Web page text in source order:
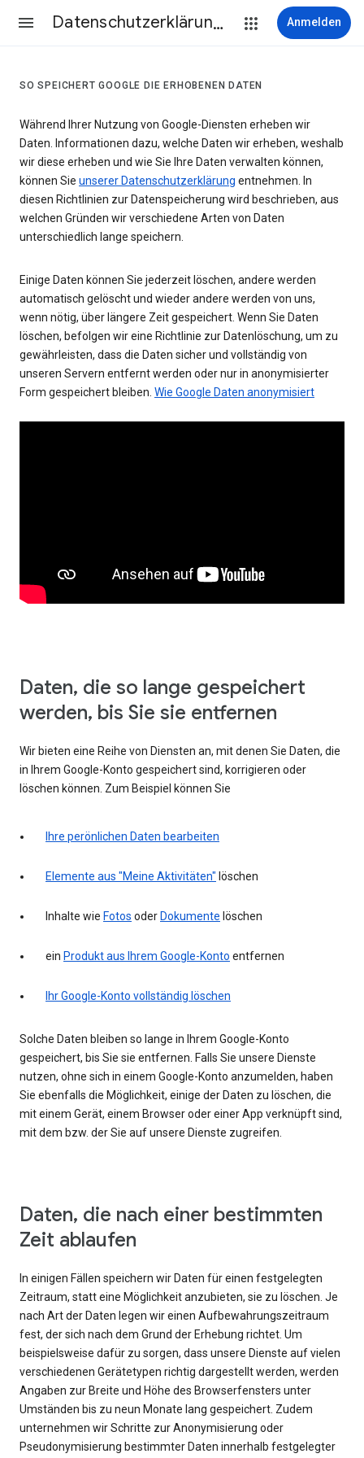
Datenschutzerklärung & Nutzungsbedingungen Anmelden
SO SPEICHERT GOOGLE DIE ERHOBENEN DATEN
Während Ihrer Nutzung von Google-Diensten erheben wir
Daten. Informationen dazu, welche Daten wir erheben, weshalb
wir diese erheben und wie Sie Ihre Daten verwalten können,
können Sie unserer Datenschutzerklärung entnehmen. In
diesen Richtlinien zur Datenspeicherung wird beschrieben, aus
welchen Gründen wir verschiedene Arten von Daten
unterschiedlich lange speichern.
Einige Daten können Sie jederzeit löschen, andere werden
automatisch gelöscht und wieder andere werden von uns,
wenn nötig, über längere Zeit gespeichert. Wenn Sie Daten
löschen, befolgen wir eine Richtlinie zur Datenlöschung, um zu
gewährleisten, dass die Daten sicher und vollständig von
unseren Servern entfernt werden oder nur in anonymisierter
Form gespeichert bleiben. Wie Google Daten anonymisiert
Daten, die so lange gespeichert
werden, bis Sie sie entfernen
Wir bieten eine Reihe von Diensten an, mit denen Sie Daten, die
in Ihrem Google-Konto gespeichert sind, korrigieren oder
löschen können. Zum Beispiel können Sie
Ihre perönlichen Daten bearbeiten
Elemente aus "Meine Aktivitäten" löschen
Inhalte wie Fotos oder Dokumente löschen
ein Produkt aus Ihrem Google-Konto entfernen
Ihr Google-Konto vollständig löschen
Solche Daten bleiben so lange in Ihrem Google-Konto
gespeichert, bis Sie sie entfernen. Falls Sie unsere Dienste
nutzen, ohne sich in einem Google-Konto anzumelden, haben
Sie ebenfalls die Möglichkeit, einige der Daten zu löschen, die
mit einem Gerät, einem Browser oder einer App verknüpft sind,
mit dem bzw. der Sie auf unsere Dienste zugreifen.
Daten, die nach einer bestimmten
Zeit ablaufen
In einigen Fällen speichern wir Daten für einen festgelegten
Zeitraum, statt eine Möglichkeit anzubieten, sie zu löschen. Je
nach Art der Daten legen wir einen Aufbewahrungszeitraum
fest, der sich nach dem Grund der Erhebung richtet. Um
beispielsweise dafür zu sorgen, dass unsere Dienste auf vielen
verschiedenen Gerätetypen richtig dargestellt werden, werden
Angaben zur Breite und Höhe des Browserfensters unter
Umständen bis zu neun Monate lang gespeichert. Zudem
unternehmen wir Schritte zur Anonymisierung oder
Pseudonymisierung bestimmter Daten innerhalb festgelegter